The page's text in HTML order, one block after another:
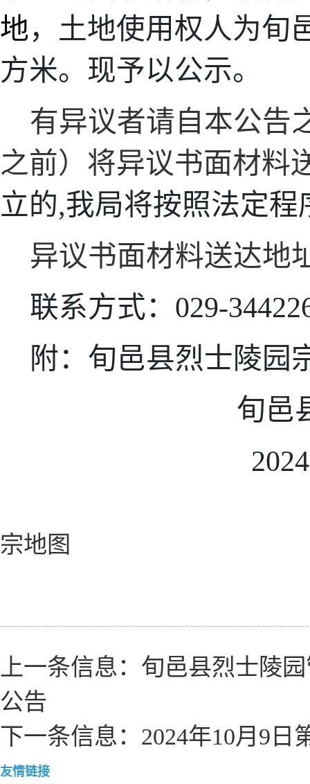
地，土地使用权人为旬
方米。现予以公示。
有异议者请自本公告
之前）将异议书面材料
立的,我局将按照法定程
异议书面材料送达地
联系方式： 029-
附：旬邑县烈士陵园
旬邑
宗地图
上一条信息： 旬邑县烈士陵
公告
下一条信息： 2024年10月9日
友情链接